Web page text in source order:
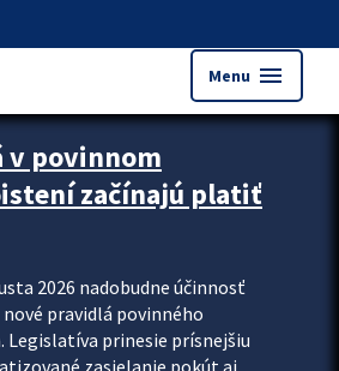
Menu menu
upútavok
v povinnom
začínajú platiť
2026 nadobudne účinnosť
pravidlá povinného
prinesie prísnejšiu